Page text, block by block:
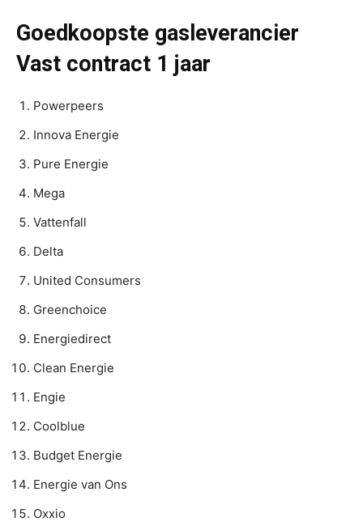
Goedkoopste gasleverancier
Vast contract 1 jaar
Powerpeers
Innova Energie
Pure Energie
Mega
Vattenfall
Delta
United Consumers
Greenchoice
Energiedirect
Clean Energie
Engie
Coolblue
Budget Energie
Energie van Ons
Oxxio